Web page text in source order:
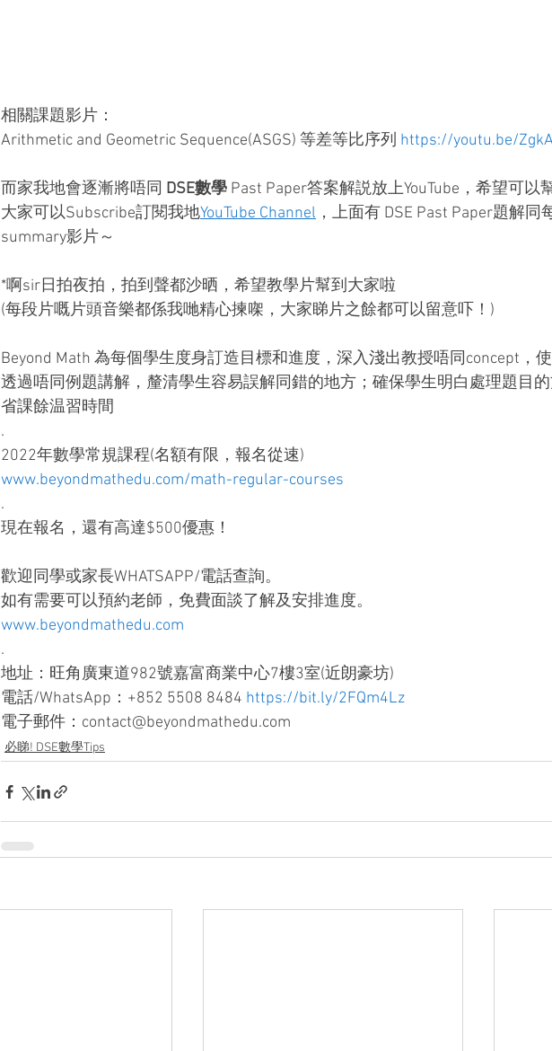
相關課題影片：
Arithmetic and Geometric Sequence(ASGS) 等差等比序列 https://youtu.be/
而家我地會逐漸將唔同 DSE數學 Past Paper答案解説放上YouTube，希望可以
大家可以Subscribe訂閱我地YouTube Channel ，上面有 DSE Past Paper題解同
summary影片～
*啊sir日拍夜拍，拍到聲都沙晒，希望教學片幫到大家啦
(每段片嘅片頭音樂都係我哋精心揀㗎，大家睇片之餘都可以留意吓！)
Beyond Math 為每個學生度身訂造目標和進度，深入淺出教授唔同concept，
透過唔同例題講解，釐清學生容易誤解同錯的地方；確保學生明白處理題目
省課餘温習時間
.
2022年數學常規課程(名額有限，報名從速)
www.beyondmathedu.com/math-regular-courses
.
現在報名，還有高達$500優惠！
歡迎同學或家長WHATSAPP/電話查詢。
如有需要可以預約老師，免費面談了解及安排進度。
www.beyondmathedu.com
.
地址：旺角廣東道982號嘉富商業中心7樓3室(近朗豪坊)
電話/WhatsApp：+852 5508 8484 https://bit.ly/2FQm4Lz
電子郵件：contact@beyondmathedu.com
必睇! DSE數學Tips